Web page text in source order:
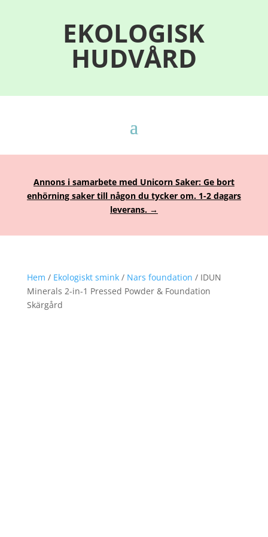
EKOLOGISK
HUDVÅRD
Annons i samarbete med Unicorn Saker: Ge bort
enhörning saker till någon du tycker om. 1-2 dagars
leverans. →
Hem / Ekologiskt smink/ Nars foundation / IDUN
Minerals 2-in-1 Pressed Powder & Foundation
Skärgård